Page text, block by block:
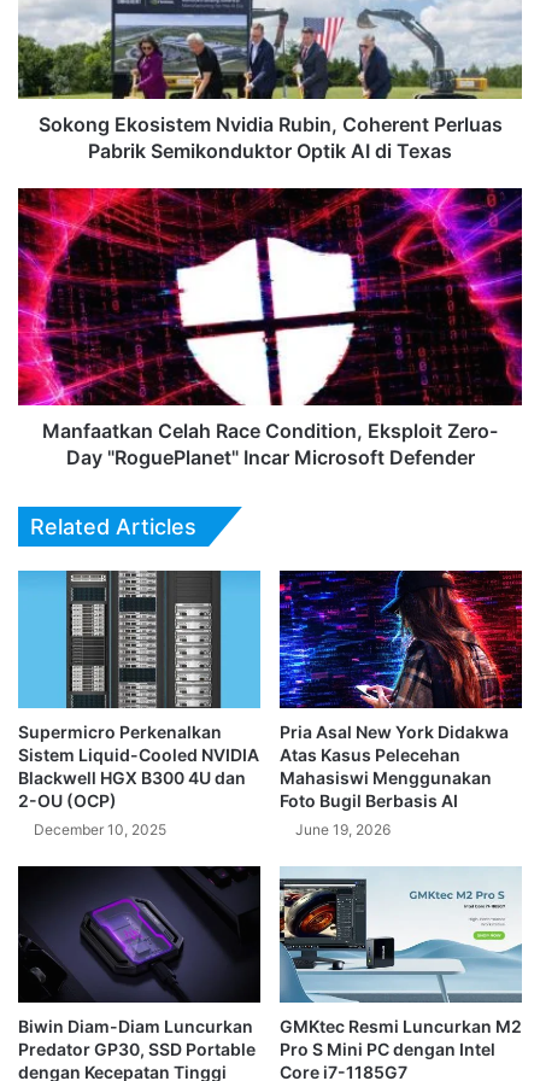
Perluas
Pabrik
Semikonduktor
Optik
Sokong Ekosistem Nvidia Rubin, Coherent Perluas
Pabrik Semikonduktor Optik AI di Texas
Manfaatkan
Celah
Race
Condition,
Eksploit
Zero-
Day
"RoguePlanet"
Incar
Microsoft
Defender
Manfaatkan Celah Race Condition, Eksploit Zero-
Day "RoguePlanet" Incar Microsoft Defender
Related Articles
Supermicro Perkenalkan
Sistem Liquid-Cooled NVIDIA
Blackwell HGX B300 4U dan
2-OU (OCP)
December 10, 2025
Pria Asal New York Didakwa
Atas Kasus Pelecehan
Mahasiswi Menggunakan
Foto Bugil Berbasis AI
June 19, 2026
Biwin Diam-Diam Luncurkan
Predator GP30, SSD Portable
dengan Kecepatan Tinggi
GMKtec Resmi Luncurkan M2
Pro S Mini PC dengan Intel
Core i7-1185G7